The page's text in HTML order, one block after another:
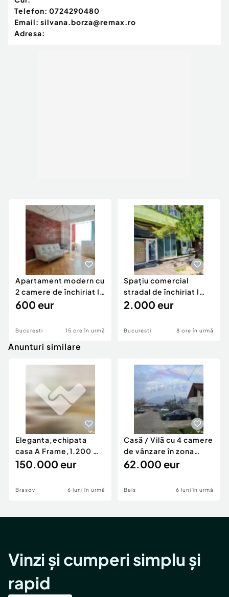
Telefon: 0724290480
Email: silvana.borza@remax.ro
Adresa:
Apartament modern cu
2 camere de închiriat I
Lacul Tei
600 eur
Bucuresti 15 ore în urmă
Spațiu comercial
stradal de închiriat I
Colentina I Fun...
2.000 eur
Bucuresti 8 ore în urmă
Anunturi similare
Eleganta,echipata
casa A Frame,1.200 mp
teren,deschidere Pia
150.000 eur
Brasov 6 luni în urmă
Casă / Vilă cu 4 camere
de vânzare în zona
Periferie
62.000 eur
Bals 6 luni în urmă
Vinzi și cumperi simplu și
rapid